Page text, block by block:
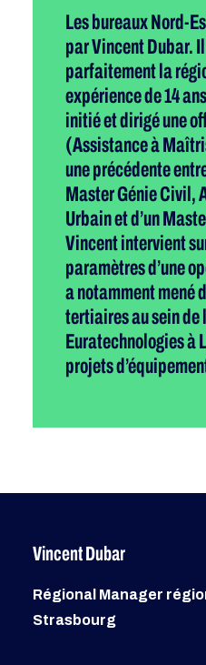
Les bureaux Nord-
par Vincent Dubar.
parfaitement la
expérience de 14
initié et dirigé une
(Assistance à
une précédente
Master Génie Civil,
Urbain et d’un
Vincent intervient
paramètres d’une
a notamment mené
tertiaires au sein de
Euratechnologies à
projets
Vincent Dubar
Régional Manager
Strasbourg